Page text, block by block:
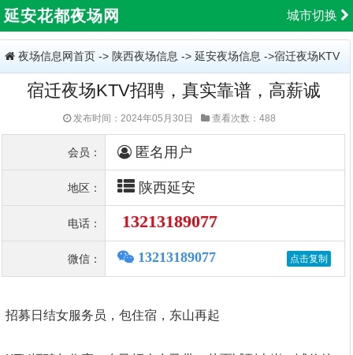
城市切换
延安花都夜场网
夜场信息网首页 -> 陕西夜场信息 -> 延安夜场信息 ->宿迁夜场KTV
招聘，真实靠谱，高薪诚
宿迁夜场KTV招聘，真实靠谱，高薪诚
发布时间：2024年05月30日 查看次数：488
会员： 匿名用户
地区： 陕西延安
电话： 13213189077
微信： 13213189077
招募日结女服务员，包住宿，东山再起